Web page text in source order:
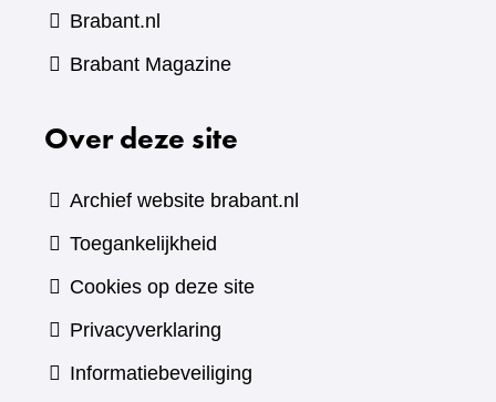
Brabant.nl
Brabant Magazine(verwijst
een
website)
Over deze site
Archief website brabant.nl
Toegankelijkheid
Cookies op deze site
Privacyverklaring
Informatiebeveiliging